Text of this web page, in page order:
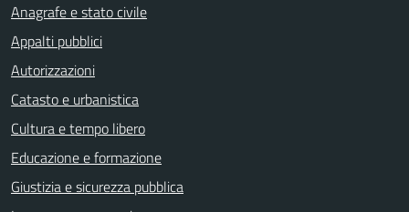
Anagrafe e stato civile
Appalti pubblici
Autorizzazioni
Catasto e urbanistica
Cultura e tempo libero
Educazione e formazione
Giustizia e sicurezza pubblica